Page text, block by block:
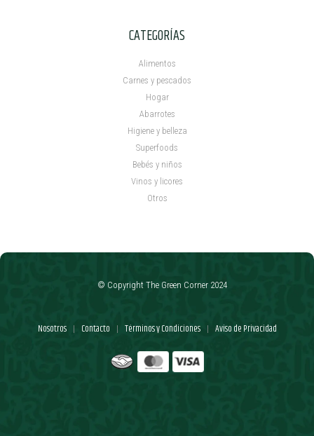
CATEGORÍAS
Alimentos
Carnes y pescados
Hogar
Abarrotes
Higiene y belleza
Superfoods
Bebés y niños
Vinos y licores
Otros
Nosotros | Contacto | Términos y Condiciones | Aviso de Privacidad
© Copyright The Green Corner 2024